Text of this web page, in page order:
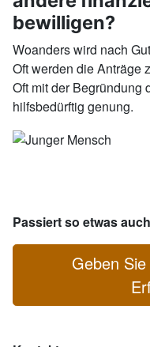
bewilligen?
Woanders wird nach
Oft werden die Anträge
Oft mit der Begründung
hilfsbedürftig genung.
Passiert so etwas
Geben